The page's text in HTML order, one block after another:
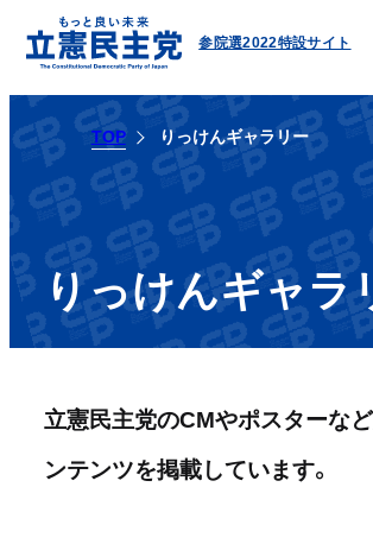
参院選2022特設サイト
TOP りっけんギャラリー
りっけんギャラ
立憲民主党のCMやポスターな
ンテンツを掲載しています。